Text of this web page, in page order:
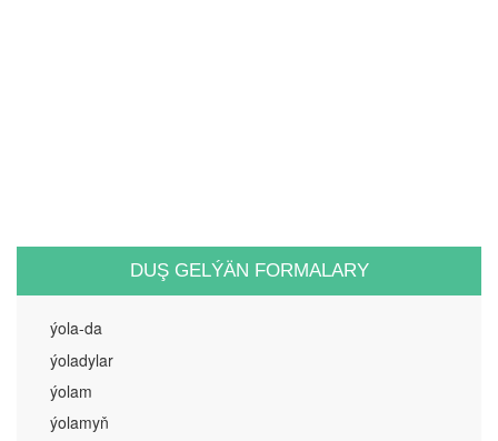
DUŞ GELÝÄN FORMALARY
ýola-da
ýoladylar
ýolam
ýolamyň